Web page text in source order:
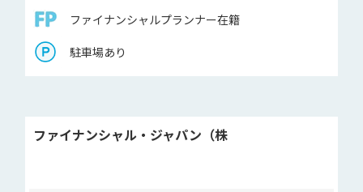
ファイナンシャルプランナー在籍
駐車場あり
ファイナンシャル・ジャパン（株